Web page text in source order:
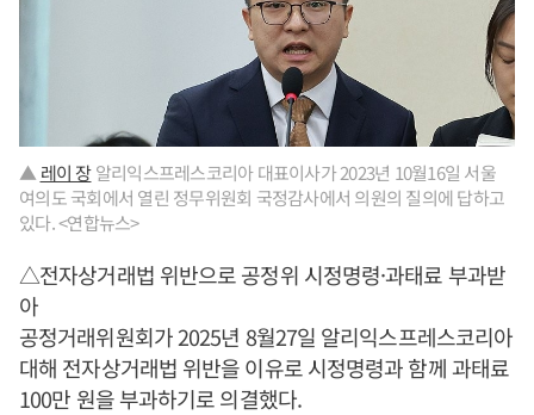
▲ 레이 장알리익스프레스코리아 대표이사가 2023년 10월16일 서울
여의도 국회에서 열린 정무위원회 국정감사에서 의원의 질의에 답하고
있다. <연합뉴스>
△전자상거래법 위반으로 공정위 시정명령·과태료 부과받
아
공정거래위원회가 2025년 8월27일 알리익스프레스코리아
대해 전자상거래법 위반을 이유로 시정명령과 함께 과태료
100만 원을 부과하기로 의결했다.